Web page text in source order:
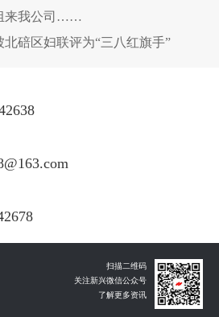
来我公司……
北碚区妇联评为“三八红旗手”
扫描二维码
关注新兴微信公众号
了解更多资讯